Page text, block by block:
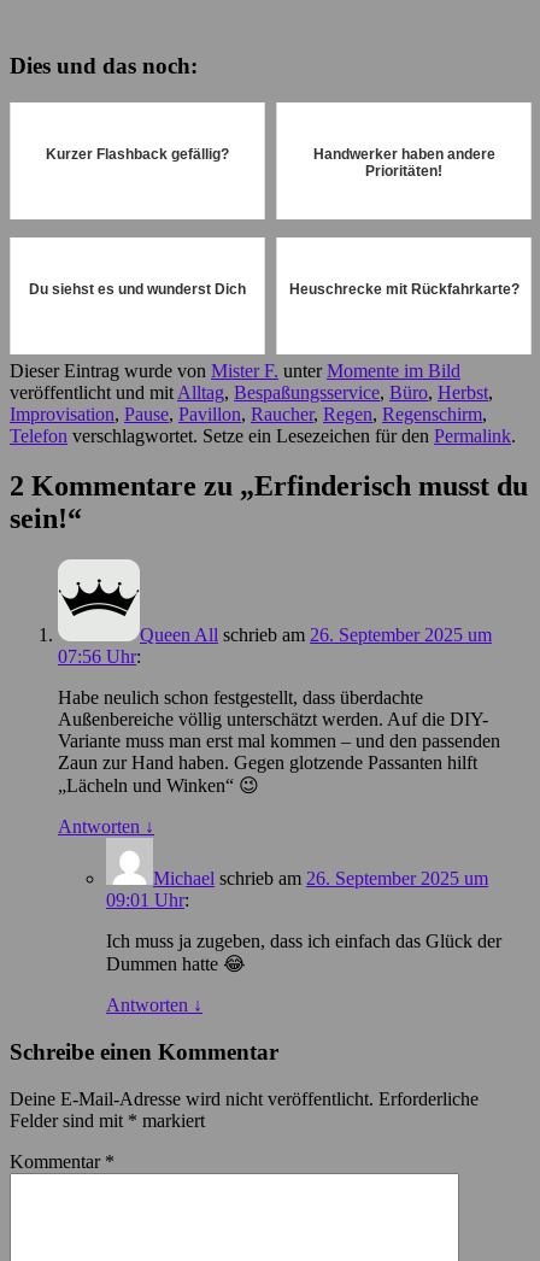
Dies und das noch:
Kurzer Flashback gefällig?
Handwerker haben andere
Prioritäten!
Du siehst es und wunderst Dich Heuschrecke mit Rückfahrkarte?
Dieser Eintrag wurde von Mister F. unterMomente im Bild
veröffentlicht und mit Alltag, Bespaßungsservice, Büro, Herbst,
Improvisation, Pause, Pavillon, Raucher, Regen, Regenschirm,
Telefon verschlagwortet. Setze ein Lesezeichen für den Permalink.
2 Kommentare zu „Erfinderisch musst du
sein!“
Queen All schrieb am 26. September 2025 um
07:56 Uhr:
Habe neulich schon festgestellt, dass überdachte
Außenbereiche völlig unterschätzt werden. Auf die DIY-
Variante muss man erst mal kommen – und den passenden
Zaun zur Hand haben. Gegen glotzende Passanten hilft
„Lächeln und Winken“ 😉
Antworten ↓
Michael schrieb am 26. September 2025 um
09:01 Uhr:
Ich muss ja zugeben, dass ich einfach das Glück der
Dummen hatte 😂
Antworten ↓
Schreibe einen Kommentar
Deine E-Mail-Adresse wird nicht veröffentlicht. Erforderliche
Felder sind mit * markiert
Kommentar *